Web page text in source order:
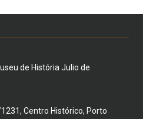
de História Julio de
Centro Histórico, Porto